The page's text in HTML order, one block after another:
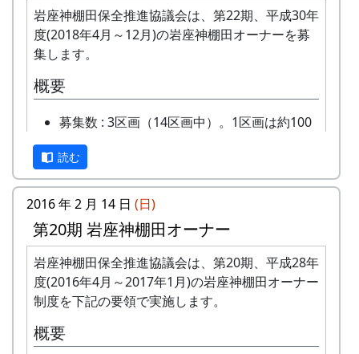
選考 : 応募者が募集数を超えた場合は、アン
ケート回答をもとに、当協議会で書類選考さ
せていただきます。
FAXまたはメールでお申し込み下さい（FAX
名、電話番号を明記して下さい）。 折り返
し、詳しい内容と「申し込みアンケート」を
お送りいたしますので、申し込みアンケート
をご返送ください。
申込み・お問合せの窓口
岩座神棚田保全推進協議会事務局
TEL & FAX: 9999-99-9999
携帯: 999-9999-9999
MAIL : mailaddress
岩座神棚田保全推進協議会は、第22期、平成30年
度(2018年4月～12月)の岩座神棚田オーナーを募
集します。
概要
募集数 : 3区画（14区画中）。1区画は約100
平方メートルです。
応募資格 : まじめに農業に取り組み、自然と
ふれあう勇気をお持ちで、地域になじめるか
た。家族や団体でも結構です。
年会費 : 1区画5万円です。
申込み期限 : 2018年2月28日。
選考 : 応募者が募集数を超えた場合は、アン
ケート回答をもとに、当協議会で書類選考さ
せていただきます。
FAXまたはメールでお申し込み下さい（FAX
読む
2016 年 2 月 14 日 (日)
第20期 岩座神棚田オーナー
岩座神棚田保全推進協議会は、第20期、平成28年
度(2016年4月～2017年1月)の岩座神棚田オーナー
制度を下記の要領で実施します。
概要